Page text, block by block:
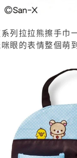
列拉拉熊擦手巾
咪眼的表情整個萌